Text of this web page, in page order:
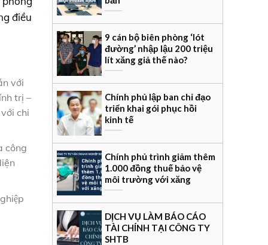
điều
với
trị –
chi
công
9 cán bộ biên phòng ‘lót
đường’ nhập lậu 200 triệu
lít xăng giả thế nào?
Chính phủ lập ban chỉ đạo
triển khai gói phục hồi
kinh tế
Chính phủ trình giảm thêm
1.000 đồng thuế bảo vệ
môi trường với xăng
DỊCH VỤ LÀM BÁO CÁO
TÀI CHÍNH TẠI CÔNG TY
SHTB